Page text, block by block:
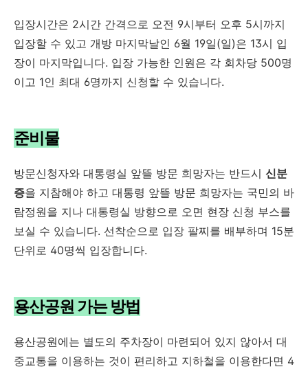
입장시간은 2시간 간격으로 오전 9시부터 오후 5시까지
입장할 수 있고 개방 마지막날인 6월 19일(일)은 13시 입
장이 마지막입니다. 입장 가능한 인원은 각 회차당 500명
이고 1인 최대 6명까지 신청할 수 있습니다.
준비물
방문신청자와 대통령실 앞뜰 방문 희망자는 반드시 신분
증을 지참해야 하고 대통령 앞뜰 방문 희망자는 국민의 바
람정원을 지나 대통령실 방향으로 오면 현장 신청 부스를
보실 수 있습니다. 선착순으로 입장 팔찌를 배부하며 15분
단위로 40명씩 입장합니다.
용산공원 가는 방법
용산공원에는 별도의 주차장이 마련되어 있지 않아서 대
중교통을 이용하는 것이 편리하고 지하철을 이용한다면 4